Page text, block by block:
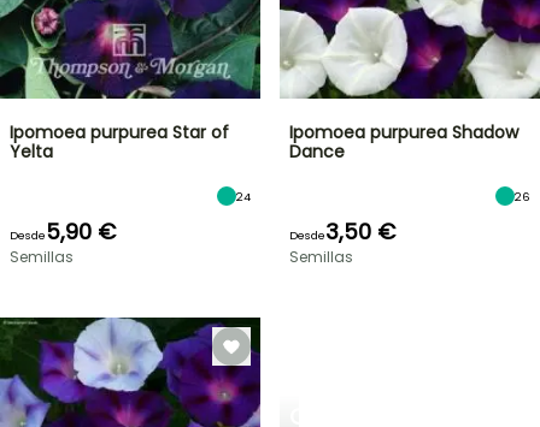
Ipomoea purpurea Star of
Yelta
24
Desde5,90 €
Semillas
Ipomoea purpurea Shadow
Dance
26
Desde3,50 €
Semillas